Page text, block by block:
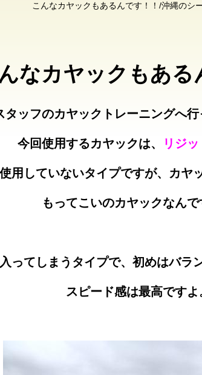
こんなカヤックもあるんです！！/沖縄のシ
なカヤックもある
タッフのカヤックトレーニングへ行
今回使用するカヤックは、 リジ
用していないタイプですが、カヤ
もってこいのカヤックなんで
ってしまうタイプで、初めはバラ
スピード感は最高ですよ